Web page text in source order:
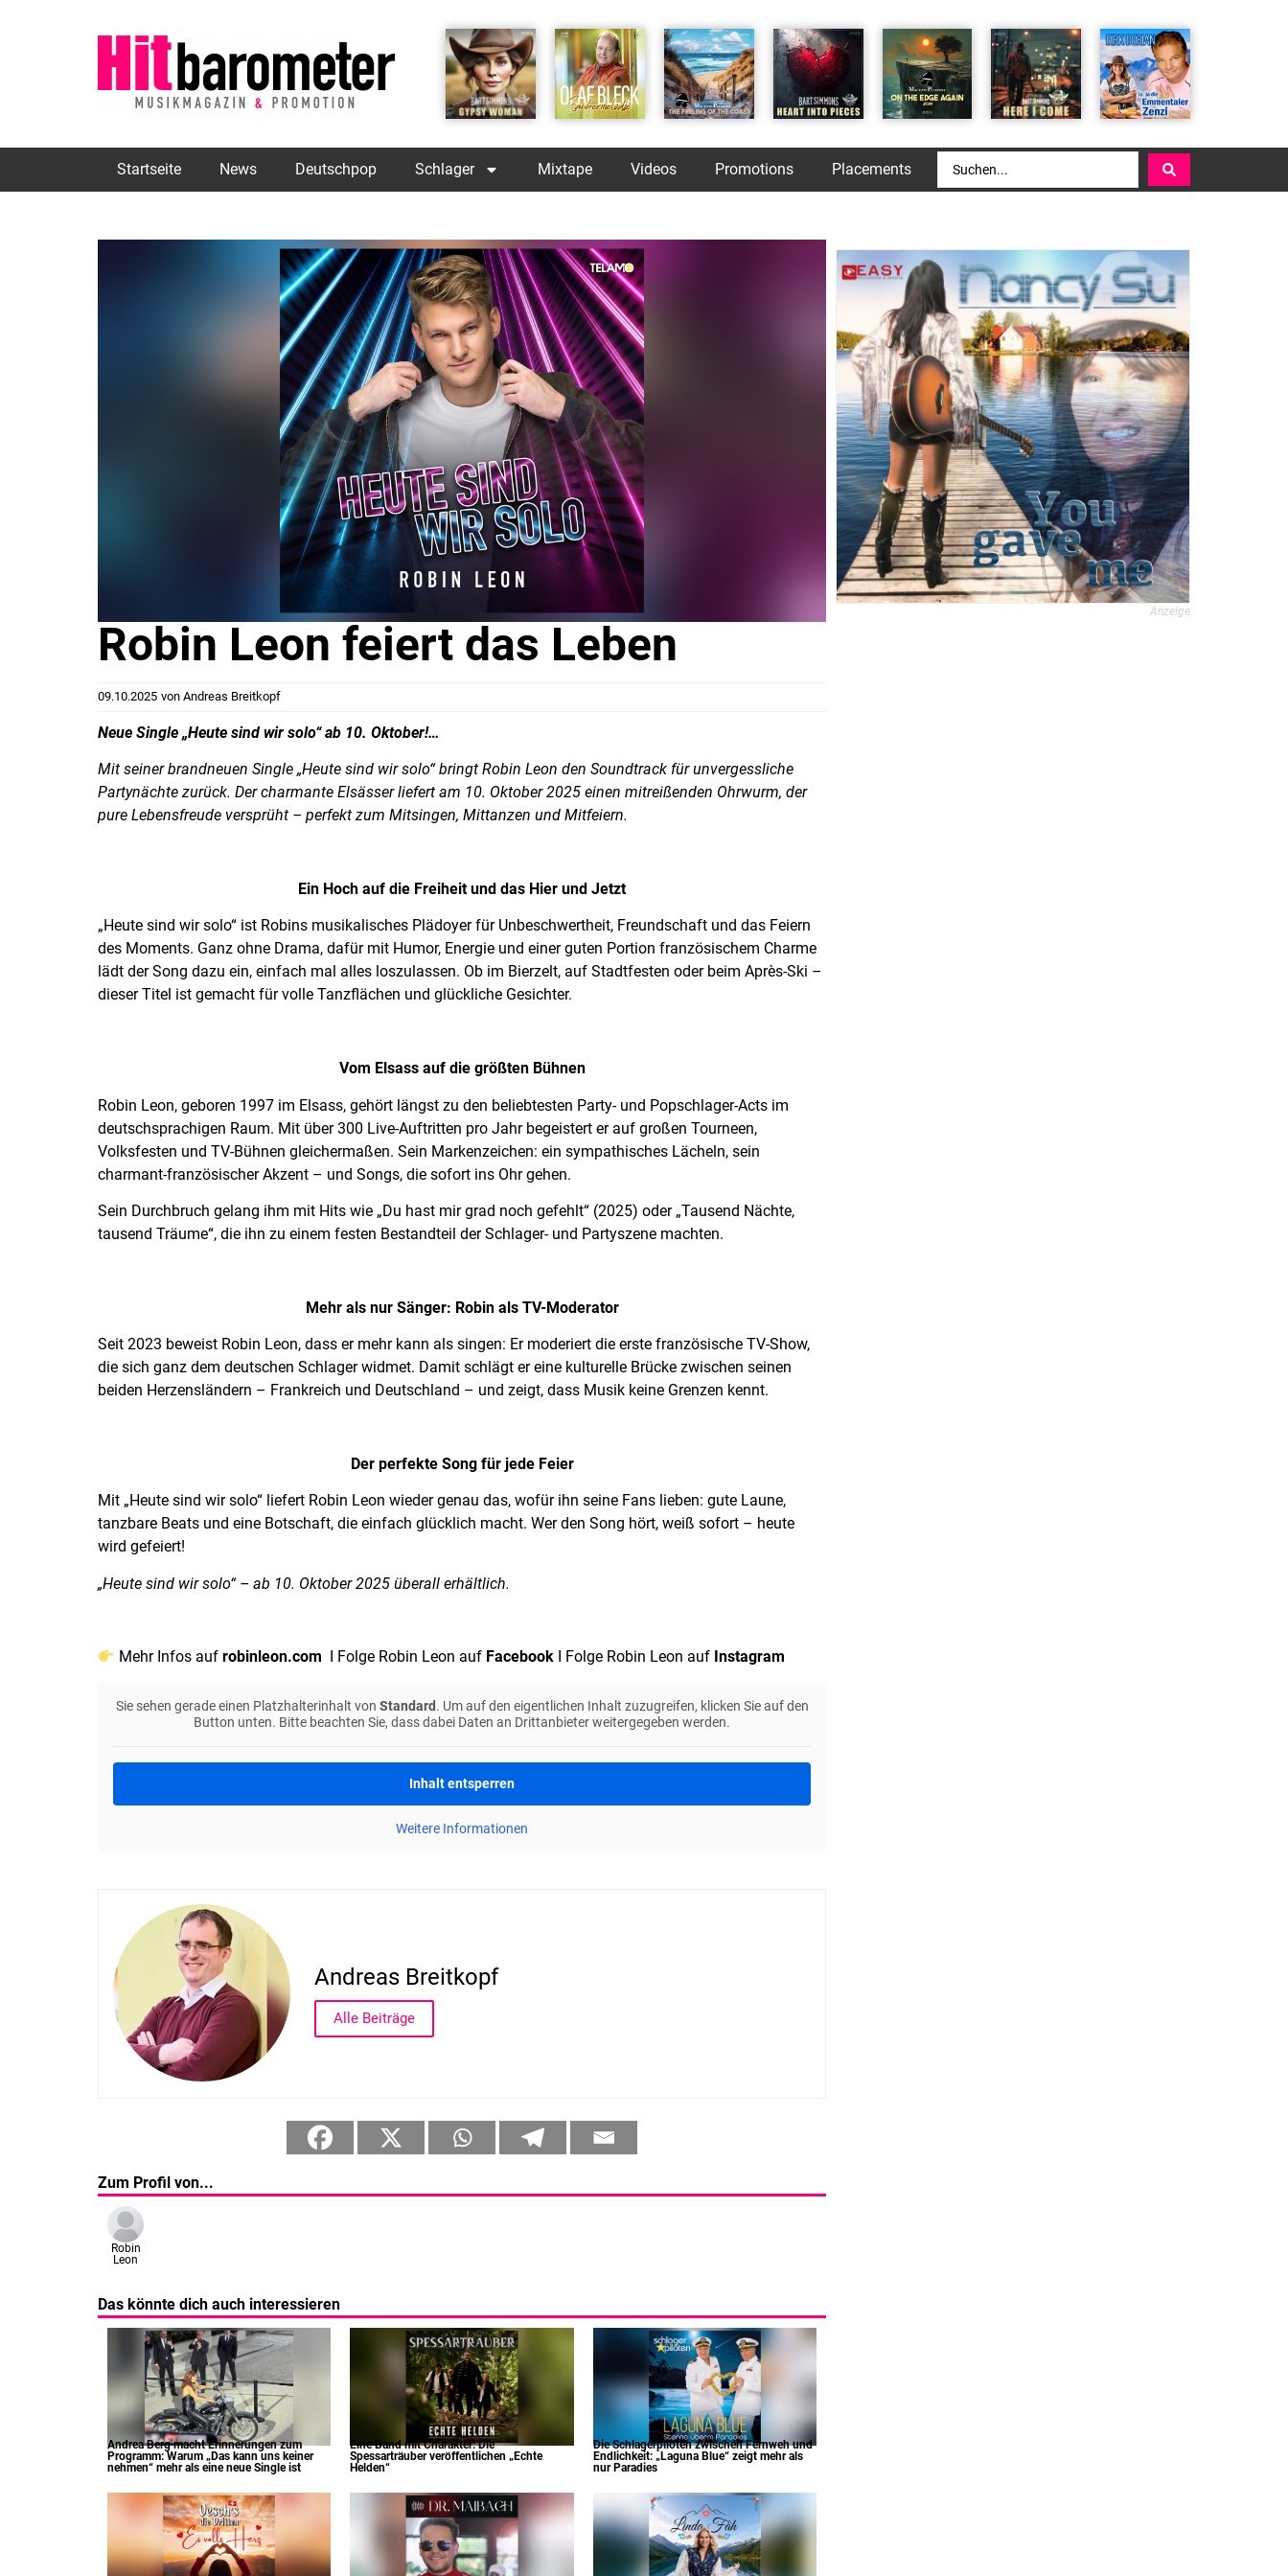
Startseite News Deutschpop Schlager Mixtape Videos Promotions Placements
Robin Leon feiert das Leben
09.10.2025 von Andreas Breitkopf
Neue Single „Heute sind wir solo“ ab 10. Oktober!…
Mit seiner brandneuen Single „Heute sind wir solo“ bringt Robin Leon den Soundtrack für unvergessliche
Partynächte zurück. Der charmante Elsässer liefert am 10. Oktober 2025 einen mitreißenden Ohrwurm, der
pure Lebensfreude versprüht – perfekt zum Mitsingen, Mittanzen und Mitfeiern.
Ein Hoch auf die Freiheit und das Hier und Jetzt
„Heute sind wir solo“ ist Robins musikalisches Plädoyer für Unbeschwertheit, Freundschaft und das Feiern
des Moments. Ganz ohne Drama, dafür mit Humor, Energie und einer guten Portion französischem Charme
lädt der Song dazu ein, einfach mal alles loszulassen. Ob im Bierzelt, auf Stadtfesten oder beim Après-Ski –
dieser Titel ist gemacht für volle Tanzflächen und glückliche Gesichter.
Vom Elsass auf die größten Bühnen
Robin Leon, geboren 1997 im Elsass, gehört längst zu den beliebtesten Party- und Popschlager-Acts im
deutschsprachigen Raum. Mit über 300 Live-Auftritten pro Jahr begeistert er auf großen Tourneen,
Volksfesten und TV-Bühnen gleichermaßen. Sein Markenzeichen: ein sympathisches Lächeln, sein
charmant-französischer Akzent – und Songs, die sofort ins Ohr gehen.
Sein Durchbruch gelang ihm mit Hits wie „Du hast mir grad noch gefehlt“ (2025) oder „Tausend Nächte,
tausend Träume“, die ihn zu einem festen Bestandteil der Schlager- und Partyszene machten.
Mehr als nur Sänger: Robin als TV-Moderator
Seit 2023 beweist Robin Leon, dass er mehr kann als singen: Er moderiert die erste französische TV-Show,
die sich ganz dem deutschen Schlager widmet. Damit schlägt er eine kulturelle Brücke zwischen seinen
beiden Herzensländern – Frankreich und Deutschland – und zeigt, dass Musik keine Grenzen kennt.
Der perfekte Song für jede Feier
Mit „Heute sind wir solo“ liefert Robin Leon wieder genau das, wofür ihn seine Fans lieben: gute Laune,
tanzbare Beats und eine Botschaft, die einfach glücklich macht. Wer den Song hört, weiß sofort – heute
wird gefeiert!
„Heute sind wir solo“ – ab 10. Oktober 2025 überall erhältlich.
Mehr Infos aufrobinleon.com I Folge Robin Leon auf Facebook I Folge Robin Leon auf Instagram
Sie sehen gerade einen Platzhalterinhalt von Standard . Um auf den eigentlichen Inhalt zuzugreifen, klicken Sie auf den
Button unten. Bitte beachten Sie, dass dabei Daten an Drittanbieter weitergegeben werden.
Inhalt entsperren
Weitere Informationen
Andreas Breitkopf
Alle Beiträge
Zum Profil von...
Robin
Leon
Das könnte dich auch interessieren
Andrea Berg macht Erinnerungen zum
Programm: Warum „Das kann uns keiner
nehmen“ mehr als eine neue Single ist
Eine Band mit Charakter: Die
Spessarträuber veröffentlichen „Echte
Helden“
Die Schlagerpiloten zwischen Fernweh und
Endlichkeit: „Laguna Blue“ zeigt mehr als
nur Paradies
Anzeige